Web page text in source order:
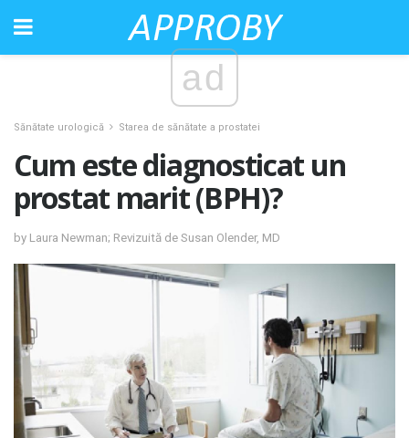
ad
Sănătate urologică Starea de sănătate a prostatei
Cum este diagnosticat un
prostat marit (BPH)?
by Laura Newman; Revizuită de Susan Olender, MD